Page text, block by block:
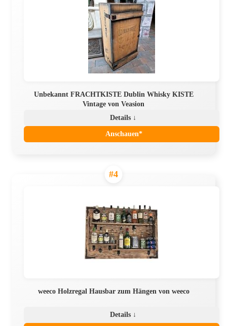
Unbekannt FRACHTKISTE Dublin Whisky KISTE
Vintage von Veasion
Details ↓
Anschauen*
#4
weeco Holzregal Hausbar zum Hängen von weeco
Details ↓